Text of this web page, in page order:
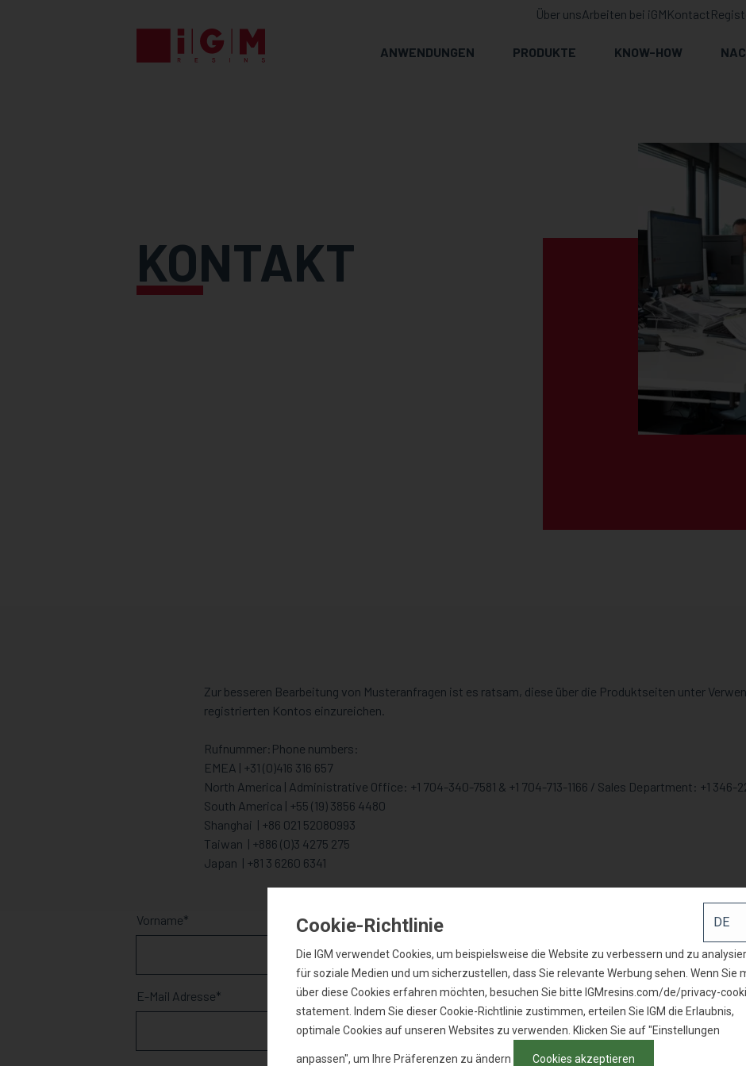
ANWENDUNGEN PRODUKTE KNOW-HOW
Über unsArbeiten bei iGMKontact
KONTAKT
Zur besseren Bearbeitung von Musteranfragen ist es ratsam, diese über die Produktseiten unter
registrierten Kontos einzureichen.
Rufnummer:Phone numbers:
EMEA | +31 (0)416 316 657
North America | Administrative Office: +1 704-340-7581 & +1 704-713-1166 / Sales Department: +1 346-
South America | +55 (19) 3856 4480
Shanghai | +86 021 52080993
Taiwan | +886 (0)3 4275 275
Japan | +81 3 6260 6341
Vorname Nachname Name der
E-Mail Adresse Telefonnummer Land
Cookie-Richtlinie
Die IGM verwendet Cookies, um beispielsweise die Website zu verbessern und zu
für soziale Medien und um sicherzustellen, dass Sie relevante Werbung sehen. Wenn Sie
über diese Cookies erfahren möchten, besuchen Sie bitte IGMresins.com/de/privacy-
statement. Indem Sie dieser Cookie-Richtlinie zustimmen, erteilen Sie IGM die Erlaubnis,
optimale Cookies auf unseren Websites zu verwenden. Klicken Sie auf "Einstellungen
anpassen", um Ihre Präferenzen zu ändern Cookies akzeptieren